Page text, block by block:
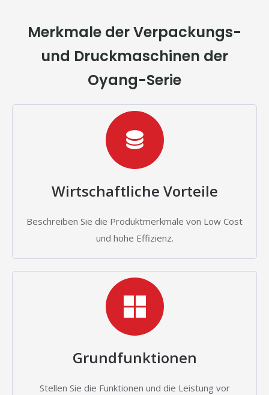
Merkmale der Verpackungs-
und Druckmaschinen der
Oyang-Serie
Wirtschaftliche Vorteile
Beschreiben Sie die Produktmerkmale von Low Cost
und hohe Effizienz.
Grundfunktionen
Stellen Sie die Funktionen und die Leistung vor